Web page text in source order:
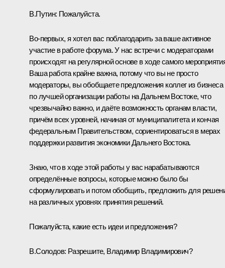
В.Путин: Пожалуйста.
Во-первых, я хотел вас поблагодарить за ваше активное
участие в работе форума. У нас встречи с модераторами
происходят на регулярной основе в ходе самого
Ваша работа крайне важна, потому что вы не просто
модераторы, вы обобщаете предложения коллег из бизнеса
по лучшей организации работы на Дальнем Востоке, что
чрезвычайно важно, и даёте возможность органам власти,
причём всех уровней, начиная от муниципалитета и кончая
федеральным Правительством, сориентироваться в мерах
поддержки развития экономики Дальнего Востока.
Знаю, что в ходе этой работы у вас нарабатываются
определённые вопросы, которые можно было бы
сформулировать и потом обобщить, предложить для
на различных уровнях принятия решений.
Пожалуйста, какие есть идеи и предложения?
В.Солодов: Разрешите, Владимир Владимирович?